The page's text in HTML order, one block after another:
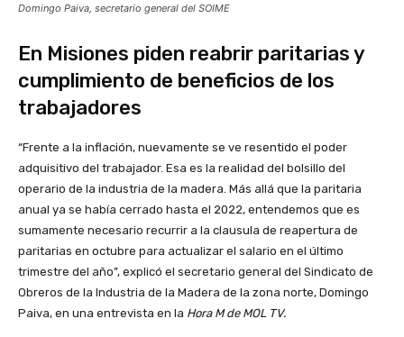
Domingo Paiva, secretario general del SOIME
En Misiones piden reabrir paritarias y
cumplimiento de beneficios de los
trabajadores
“Frente a la inflación, nuevamente se ve resentido el poder
adquisitivo del trabajador. Esa es la realidad del bolsillo del
operario de la industria de la madera. Más allá que la paritaria
anual ya se había cerrado hasta el 2022, entendemos que es
sumamente necesario recurrir a la clausula de reapertura de
paritarias en octubre para actualizar el salario en el último
trimestre del año”, explicó el secretario general del Sindicato de
Obreros de la Industria de la Madera de la zona norte, Domingo
Paiva, en una entrevista en la Hora M de MOL TV.